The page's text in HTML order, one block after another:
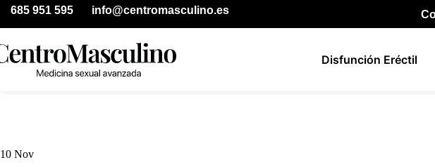
685 951 595 info@centromasculino.es
Disfunción Eréctil
10 Nov